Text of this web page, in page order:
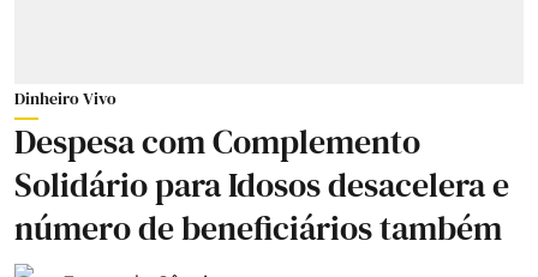
Dinheiro Vivo
Despesa com Complemento
Solidário para Idosos desacelera e
número de beneficiários também